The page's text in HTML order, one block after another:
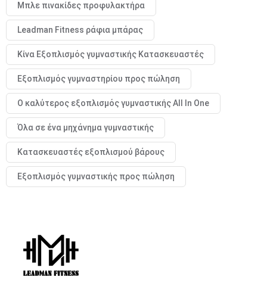
Μπλε πινακίδες προφυλακτήρα
Leadman Fitness ράφια μπάρας
Κίνα Εξοπλισμός γυμναστικής Κατασκευαστές
Εξοπλισμός γυμναστηρίου προς πώληση
Ο καλύτερος εξοπλισμός γυμναστικής All In One
Όλα σε ένα μηχάνημα γυμναστικής
Κατασκευαστές εξοπλισμού βάρους
Εξοπλισμός γυμναστικής προς πώληση